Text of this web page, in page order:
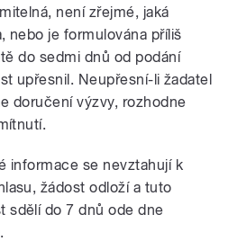
není zřejmé, jaká
nebo je formulována příliš
do sedmi dnů od podání
upřesnil. Neupřesní-li žadatel
doručení výzvy, rozhodne
informace se nevztahují k
žádost odloží a tuto
sdělí do 7 dnů ode dne